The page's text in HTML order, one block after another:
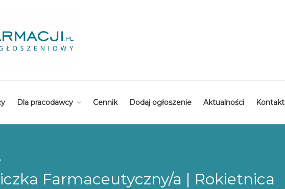
Dla pracodawcy Cennik Dodaj ogłoszenie Aktualności Kontakt
Farmaceutyczny/a | Rokietnica